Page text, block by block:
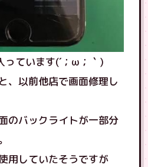
っています(´；ω；｀)
、以前他店で画面修理し
のバックライトが一部分
用していたそうですが